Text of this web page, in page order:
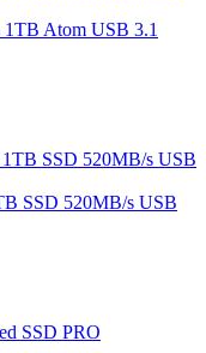
Atom USB 3.1
SSD 520MB/s USB